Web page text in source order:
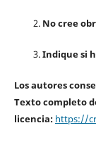
No cree
Indique si
Los autores
Texto completo
licencia: https://